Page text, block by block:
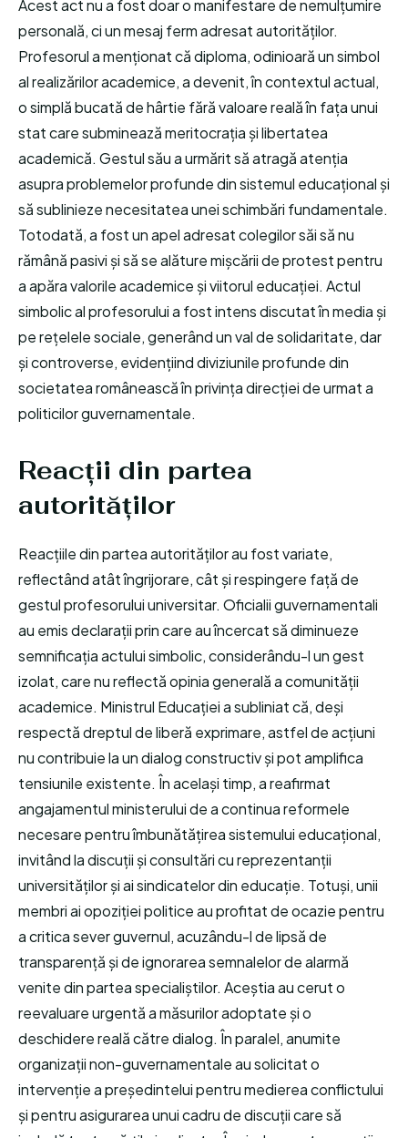
Acest act nu a fost doar o manifestare de nemulțumire
personală, ci un mesaj ferm adresat autorităților.
Profesorul a menționat că diploma, odinioară un simbol
al realizărilor academice, a devenit, în contextul actual,
o simplă bucată de hârtie fără valoare reală în fața unui
stat care subminează meritocrația și libertatea
academică. Gestul său a urmărit să atragă atenția
asupra problemelor profunde din sistemul educațional și
să sublinieze necesitatea unei schimbări fundamentale.
Totodată, a fost un apel adresat colegilor săi să nu
rămână pasivi și să se alăture mișcării de protest pentru
a apăra valorile academice și viitorul educației. Actul
simbolic al profesorului a fost intens discutat în media și
pe rețelele sociale, generând un val de solidaritate, dar
și controverse, evidențiind diviziunile profunde din
societatea românească în privința direcției de urmat a
politicilor guvernamentale.
Reacții din partea
autorităților
Reacțiile din partea autorităților au fost variate,
reflectând atât îngrijorare, cât și respingere față de
gestul profesorului universitar. Oficialii guvernamentali
au emis declarații prin care au încercat să diminueze
semnificația actului simbolic, considerându-l un gest
izolat, care nu reflectă opinia generală a comunității
academice. Ministrul Educației a subliniat că, deși
respectă dreptul de liberă exprimare, astfel de acțiuni
nu contribuie la un dialog constructiv și pot amplifica
tensiunile existente. În același timp, a reafirmat
angajamentul ministerului de a continua reformele
necesare pentru îmbunătățirea sistemului educațional,
invitând la discuții și consultări cu reprezentanții
universităților și ai sindicatelor din educație. Totuși, unii
membri ai opoziției politice au profitat de ocazie pentru
a critica sever guvernul, acuzându-l de lipsă de
transparență și de ignorarea semnalelor de alarmă
venite din partea specialiștilor. Aceștia au cerut o
reevaluare urgentă a măsurilor adoptate și o
deschidere reală către dialog. În paralel, anumite
organizații non-guvernamentale au solicitat o
intervenție a președintelui pentru medierea conflictului
și pentru asigurarea unui cadru de discuții care să